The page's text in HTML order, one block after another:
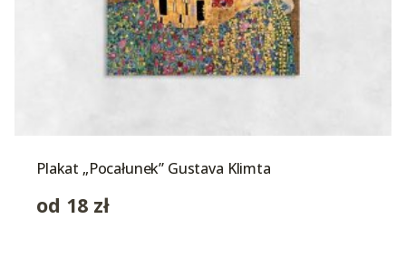
Plakat „Pocałunek” Gustava Klimta
od 18 zł